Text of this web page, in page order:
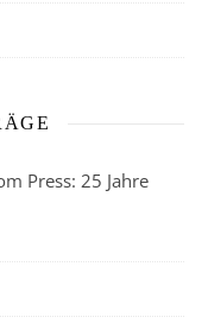
Press: 25 Jahre